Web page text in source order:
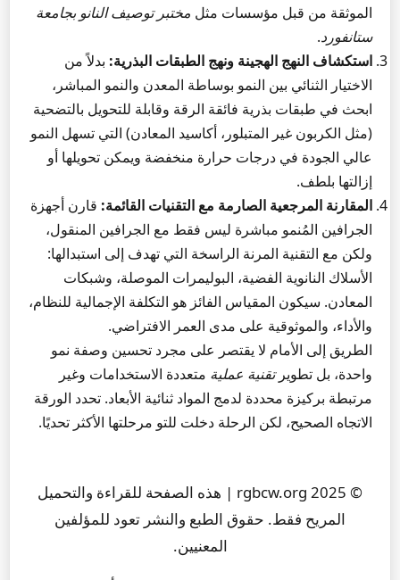
الموثقة من قبل مؤسسات مثل مختبر توصيف النانو بجامعة
ستانفورد.
استكشاف النهج الهجينة ونهج الطبقات البذرية: بدلاً من
الاختيار الثنائي بين النمو بوساطة المعدن والنمو المباشر،
ابحث في طبقات بذرية فائقة الرقة وقابلة للتحويل بالتضحية
(مثل الكربون غير المتبلور، أكاسيد المعادن) التي تسهل النمو
عالي الجودة في درجات حرارة منخفضة ويمكن تحويلها أو
إزالتها بلطف.
المقارنة المرجعية الصارمة مع التقنيات القائمة: قارن أجهزة
الجرافين المُنمو مباشرة ليس فقط مع الجرافين المنقول،
ولكن مع التقنية المرنة الراسخة التي تهدف إلى استبدالها:
الأسلاك النانوية الفضية، البوليمرات الموصلة، وشبكات
المعادن. سيكون المقياس الفائز هو التكلفة الإجمالية للنظام،
والأداء، والموثوقية على مدى العمر الافتراضي.
الطريق إلى الأمام لا يقتصر على مجرد تحسين وصفة نمو
واحدة، بل تطويرتقنية عملية متعددة الاستخدامات وغير
مرتبطة بركيزة محددة لدمج المواد ثنائية الأبعاد. تحدد الورقة
الاتجاه الصحيح، لكن الرحلة دخلت للتو مرحلتها الأكثر تحديًا.
© 2025 rgbcw.org | هذه الصفحة للقراءة والتحميل
المريح فقط. حقوق الطبع والنشر تعود للمؤلفين
المعنيين.